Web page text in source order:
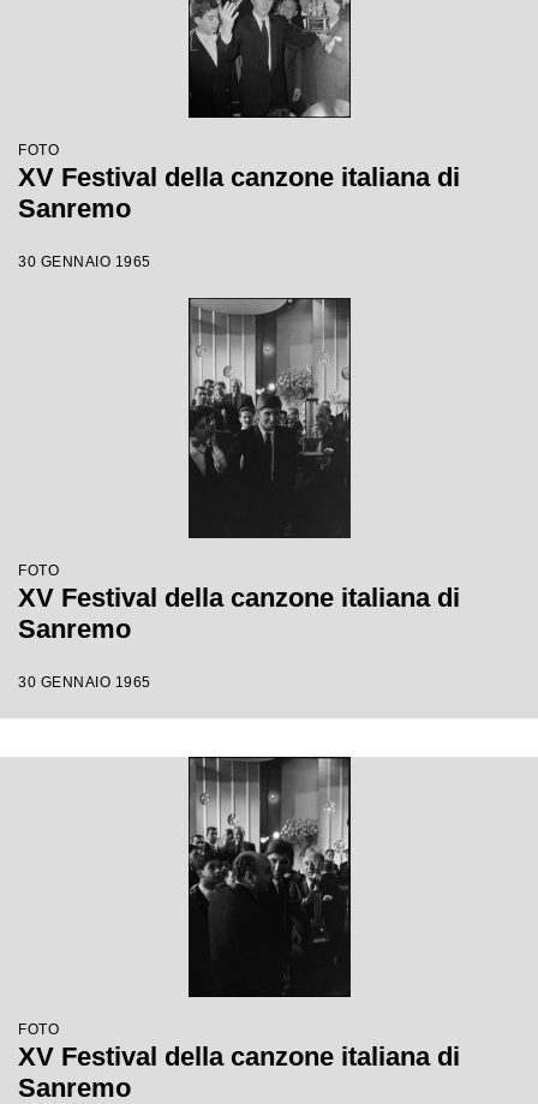
FOTO
XV Festival della canzone italiana di
Sanremo
30 GENNAIO 1965
FOTO
XV Festival della canzone italiana di
Sanremo
30 GENNAIO 1965
FOTO
XV Festival della canzone italiana di
Sanremo